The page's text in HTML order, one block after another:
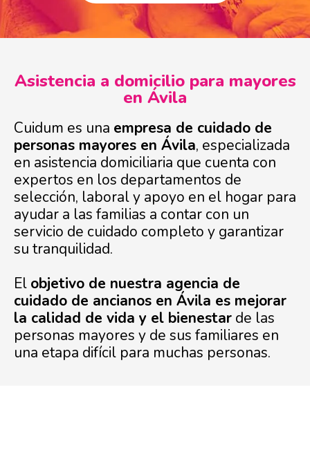
Asistencia a domicilio para mayores
en Ávila
Cuidum es una empresa de cuidado de
personas mayores en Ávila, especializada
en asistencia domiciliaria que cuenta con
expertos en los departamentos de
selección, laboral y apoyo en el hogar para
ayudar a las familias a contar con un
servicio de cuidado completo y garantizar
su tranquilidad.
El objetivo de nuestra agencia de
cuidado de ancianos en Ávila es mejorar
la calidad de vida y el bienestar de las
personas mayores y de sus familiares en
una etapa difícil para muchas personas.